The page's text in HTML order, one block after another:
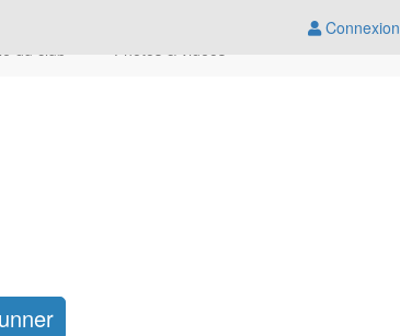
Connexion
du club Photos & vidéos